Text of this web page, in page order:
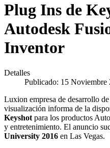
Plug Ins de
Autodesk
Inventor
Detalles
Publicado: 15 Noviembre
Luxion empresa de desarrollo
visualización informa de la
Keyshot para los productos
y entretenimiento. El anuncio
University 2016 en Las Vegas.